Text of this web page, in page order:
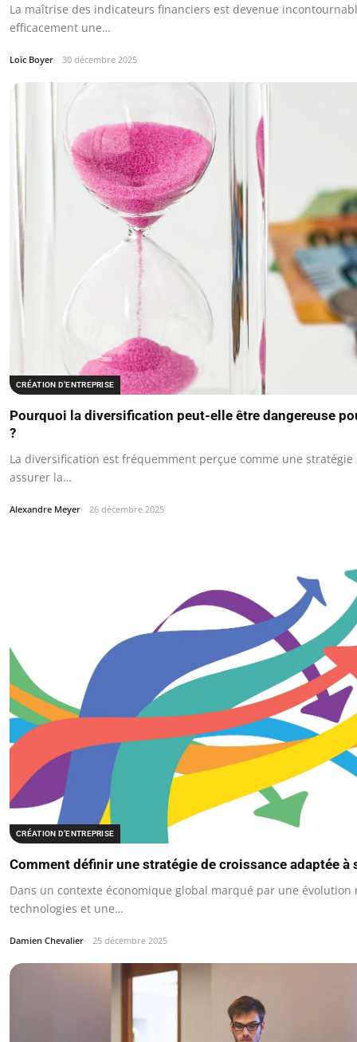
La maîtrise des indicateurs financiers est devenue
efficacement une…
Loïc Boyer 30 décembre 2025
CRÉATION D’ENTREPRISE
Pourquoi la diversification peut-elle être dangereuse
?
La diversification est fréquemment perçue comme une
assurer la…
Alexandre Meyer 26 décembre 2025
CRÉATION D’ENTREPRISE
Comment définir une stratégie de croissance adaptée à
Dans un contexte économique global marqué par une évolution
technologies et une…
Damien Chevalier 25 décembre 2025